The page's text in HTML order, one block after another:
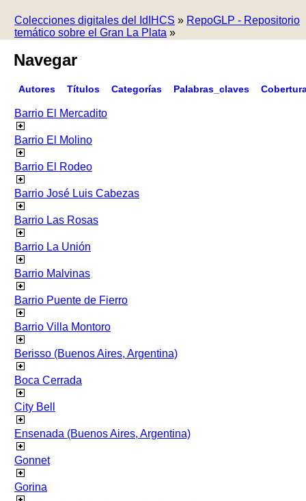
Colecciones digitales del IdIHCS » RepoGLP - Repositorio
temático sobre el Gran La Plata »
Navegar
Autores Títulos Categorías Palabras_claves
Barrio El Mercadito
Barrio El Molino
Barrio El Rodeo
Barrio José Luis Cabezas
Barrio Las Rosas
Barrio La Unión
Barrio Malvinas
Barrio Puente de Fierro
Barrio Villa Montoro
Berisso (Buenos Aires, Argentina)
Boca Cerrada
City Bell
Ensenada (Buenos Aires, Argentina)
Gonnet
Gorina